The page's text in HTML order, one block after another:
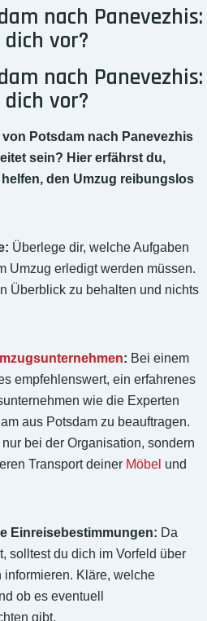
nach Panevezhis:
vor?
nach Panevezhis:
vor?
Potsdam nach Panevezhis
sein? Hier erfährst du,
den Umzug reibungslos
Überlege dir, welche Aufgaben
Umzug erledigt werden müssen.
Überblick zu behalten und nichts
: Bei einem
empfehlenswert, ein erfahrenes
wie die Experten
aus Potsdam zu beauftragen.
bei der Organisation, sondern
Transport deiner Möbel und
Einreisebestimmungen: Da
solltest du dich im Vorfeld über
Kläre, welche
ob es eventuell
gibt.